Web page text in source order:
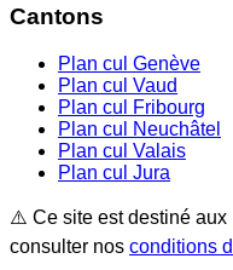
Cantons
Plan cul Genève
Plan cul Vaud
Plan cul
Fribourg
Plan cul
Neuchâtel
Plan cul Valais
Plan cul Jura
⚠️ Ce site est destiné aux
consulter nos conditions